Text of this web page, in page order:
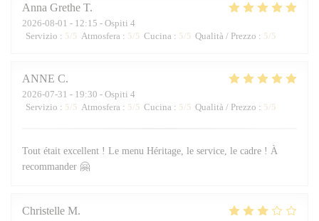
Anna Grethe T
2026-08-01 - 12:15 - Ospiti 4
Servizio : 5/5 Atmosfera : 5/5 Cucina : 5/5 Qualità / Prezzo : 5/5
ANNE C
2026-07-31 - 19:30 - Ospiti 4
Servizio : 5/5 Atmosfera : 5/5 Cucina : 5/5 Qualità / Prezzo : 5/5
Tout était excellent ! Le menu Héritage, le service, le cadre ! À
recommander 🤗
Christelle M